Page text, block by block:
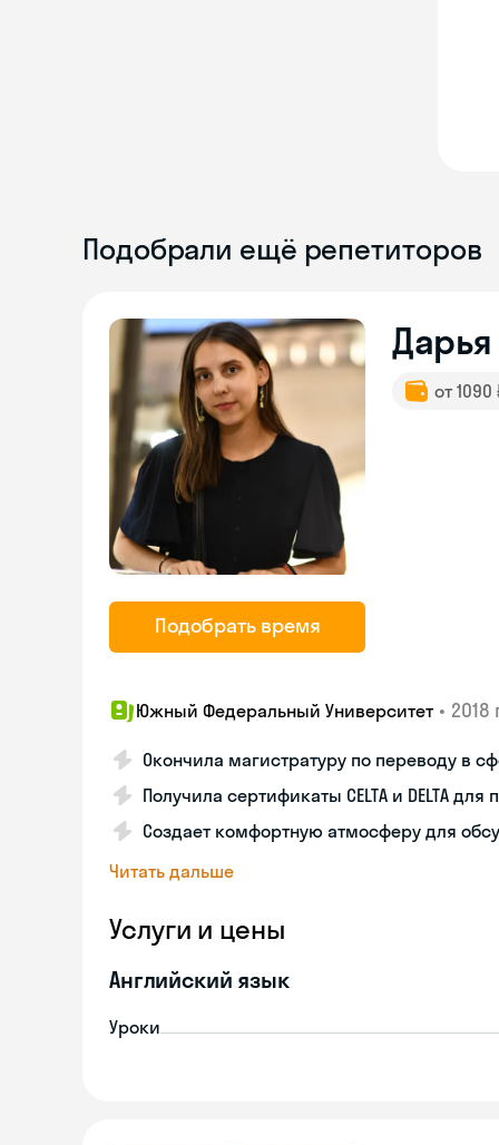
Подобрали ещё репетиторов
Подобрать время
Дарья
от
Южный Федеральный Университет • 2018
Окончила магистратуру по переводу в
Получила сертификаты CELTA и DELTA
Создает комфортную атмосферу для
Читать дальше
Услуги и цены
Английский язык
Уроки